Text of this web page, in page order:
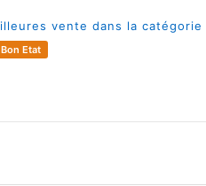
vente dans la catégorie
Etat